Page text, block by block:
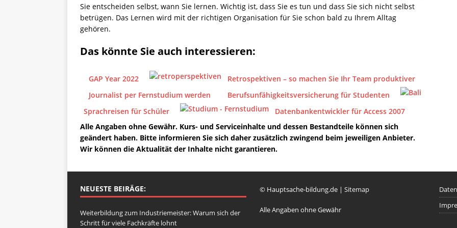
Sie entscheiden selbst, wann Sie lernen. Wichtig ist, dass Sie es tun und dass Sie sich nicht selbst
betrügen. Das Lernen wird mit der richtigen Organisation für Sie schon bald zu Ihrem Alltag
gehören.
Das könnte Sie auch interessieren:
GAP Year 2022
Retrospektiven – so machen Sie Ihr Team produktiver
Journalist per Fernstudium werden
Berufsunfähigkeitsversicherung für Studenten
Sprachreisen für Schüler
Datenbankentwickler für Access 2007
Alle Angaben ohne Gewähr. Kurs- und Serviceinhalte und dessen Bestandteile können sich
geändert haben. Bitte informieren Sie sich daher zusätzlich zwingend beim jeweiligen Anbieter.
Wir können die Aktualität der Inhalte nicht garantieren.
NEUESTE BEIRÄGE:
Weiterbildung zum Industriemeister: Warum sich der
Schritt für viele Fachkräfte lohnt
© Hauptsache-bildung.de | Sitemap
Alle Angaben ohne Gewähr